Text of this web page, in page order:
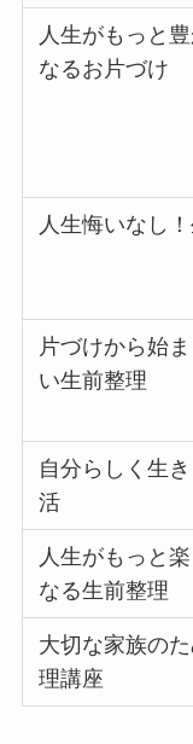
人生がもっと
なるお片づけ
人生悔いなし
片づけから始
い生前整理
自分らしく生
活
人生がもっと
なる生前整理
大切な家族の
理講座